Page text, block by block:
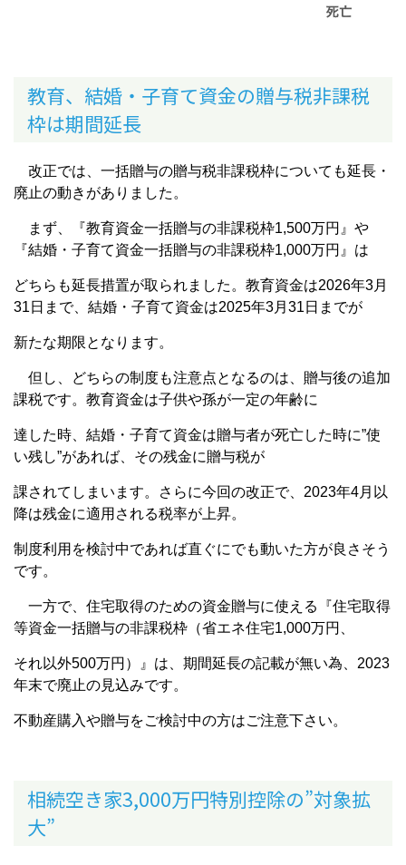
教育、結婚・子育て資金の贈与税非課税
枠は期間延長
改正では、一括贈与の贈与税非課税枠についても延長・
廃止の動きがありました。
まず、『教育資金一括贈与の非課税枠1,500万円』や
『結婚・子育て資金一括贈与の非課税枠1,000万円』は
どちらも延長措置が取られました。教育資金は2026年3月
31日まで、結婚・子育て資金は2025年3月31日までが
新たな期限となります。
但し、どちらの制度も注意点となるのは、贈与後の追加
課税です。教育資金は子供や孫が一定の年齢に
達した時、結婚・子育て資金は贈与者が死亡した時に”使
い残し”があれば、その残金に贈与税が
課されてしまいます。さらに今回の改正で、2023年4月以
降は残金に適用される税率が上昇。
制度利用を検討中であれば直ぐにでも動いた方が良さそう
です。
一方で、住宅取得のための資金贈与に使える『住宅取得
等資金一括贈与の非課税枠（省エネ住宅1,000万円、
それ以外500万円）』は、期間延長の記載が無い為、2023
年末で廃止の見込みです。
不動産購入や贈与をご検討中の方はご注意下さい。
相続空き家3,000万円特別控除の”対象拡
大”